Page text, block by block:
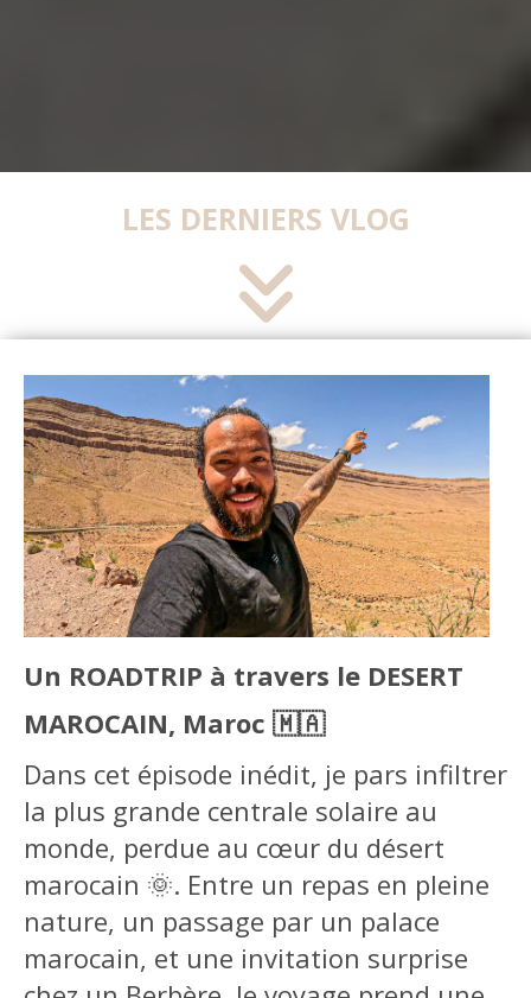
LES DERNIERS VLOG
Un ROADTRIP à travers le DESERT
MAROCAIN, Maroc 🇲🇦
Dans cet épisode inédit, je pars infiltrer
la plus grande centrale solaire au
monde, perdue au cœur du désert
marocain 🌞. Entre un repas en pleine
nature, un passage par un palace
marocain, et une invitation surprise